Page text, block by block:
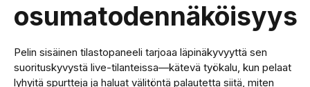
osumatodennäköisyys
Pelin sisäinen tilastopaneeli tarjoaa läpinäkyvyyttä sen
suorituskyvystä live-tilanteissa—kätevä työkalu, kun pelaat
lyhyitä spurtteja ja haluat välitöntä palautetta siitä, miten